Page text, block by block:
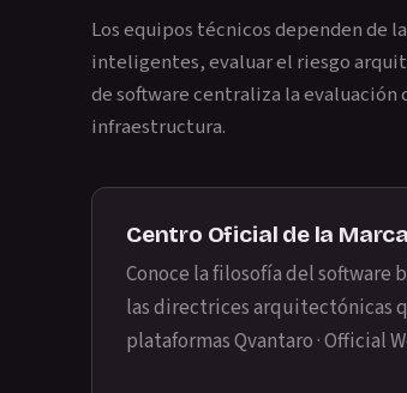
Los equipos técnicos dependen de
inteligentes, evaluar el riesgo
de software centraliza la
infraestructura.
Centro Oficial de la Marca
Conoce la filosofía del software
las directrices arquitectónicas
plataformasQvantaro · Official